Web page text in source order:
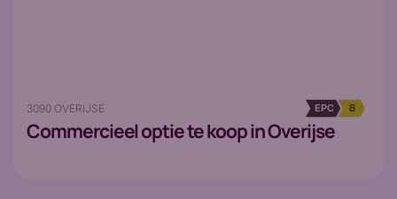
3090 OVERIJSE
Commercieeloptie te koop in Overijse
EPC B